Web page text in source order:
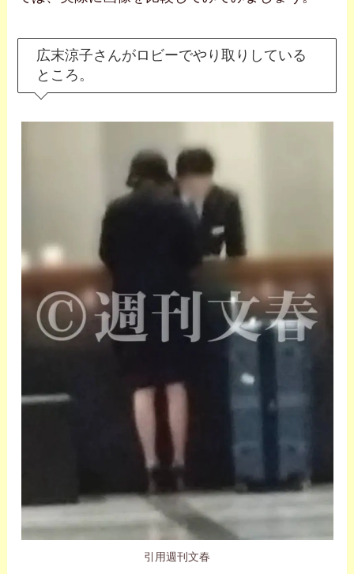
広末涼子さんがロビーでやり取りしている
ところ。
引用週刊文春